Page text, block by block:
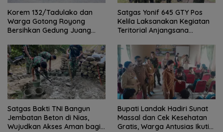
Korem 132/Tadulako dan
Warga Gotong Royong
Bersihkan Gedung Juang
Satgas Yonif 645 GTY Pos
Kelila Laksanakan Kegiatan
Teritorial Anjangsana
Lurah
Satgas Bakti TNI Bangun
Jembatan Beton di Nias,
Wujudkan Akses Aman bagi
Bupati Landak Hadiri Sunat
Massal dan Cek Kesehatan
Gratis, Warga Antusias Ikuti